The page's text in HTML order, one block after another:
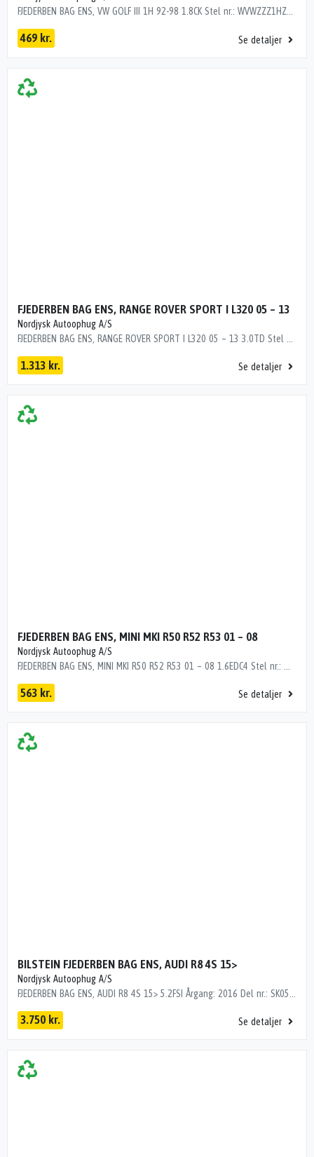
FJEDERBEN BAG ENS, VW GOLF III 1H 92-98 1.8CK Stel nr.: WVWZZZ1HZWB015665 Årgang: 1997 Del nr.: MH20227 Dito nr.: 95233630 Stamkort nr.: M0015 1H0513031 1H0513031 205000 km
469 kr. Se detaljer
FJEDERBEN BAG ENS, RANGE ROVER SPORT I L320 05 – 13
Nordjysk Autoophug A/S
1.313 kr. Se detaljer
FJEDERBEN BAG ENS, MINI MKI R50 R52 R53 01 – 08
Nordjysk Autoophug A/S
563 kr. Se detaljer
BILSTEIN FJEDERBEN BAG ENS, AUDI R8 4S 15>
Nordjysk Autoophug A/S
3.750 kr. Se detaljer